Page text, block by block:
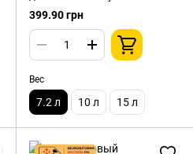
«Пухнастики», 7,2л
399.90 грн
Вес
7.2 л 10 л 15 л